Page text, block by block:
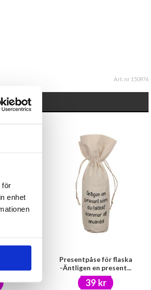
för
enhet
Art. nr 150976
Presentpåse för flaska
-Äntligen en present...
39 kr